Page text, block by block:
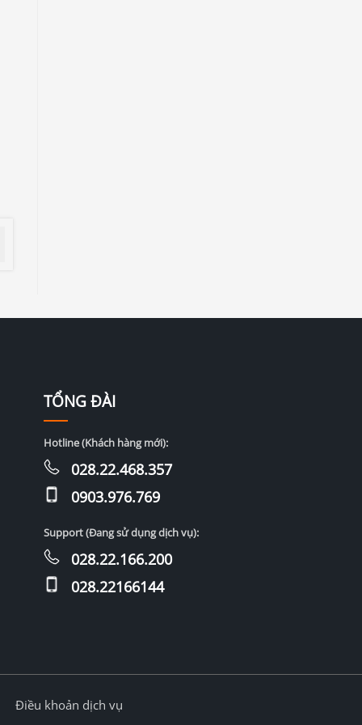
TỔNG ĐÀI
Hotline (Khách hàng mới):
028.22.468.357
0903.976.769
Support (Đang sử dụng dịch vụ):
028.22.166.200
028.22166144
Điều khoản dịch vụ